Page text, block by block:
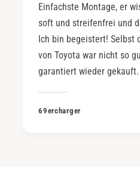
Einfachste Montage, er
soft und streifenfrei und
Ich bin begeistert! Selbst
von Toyota war nicht so
garantiert wieder gekauft.
69ercharger